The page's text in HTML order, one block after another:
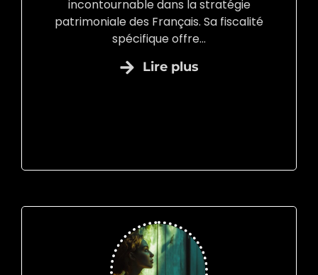
incontournable dans la stratégie
patrimoniale des Français. Sa fiscalité
spécifique offre...
Lire plus